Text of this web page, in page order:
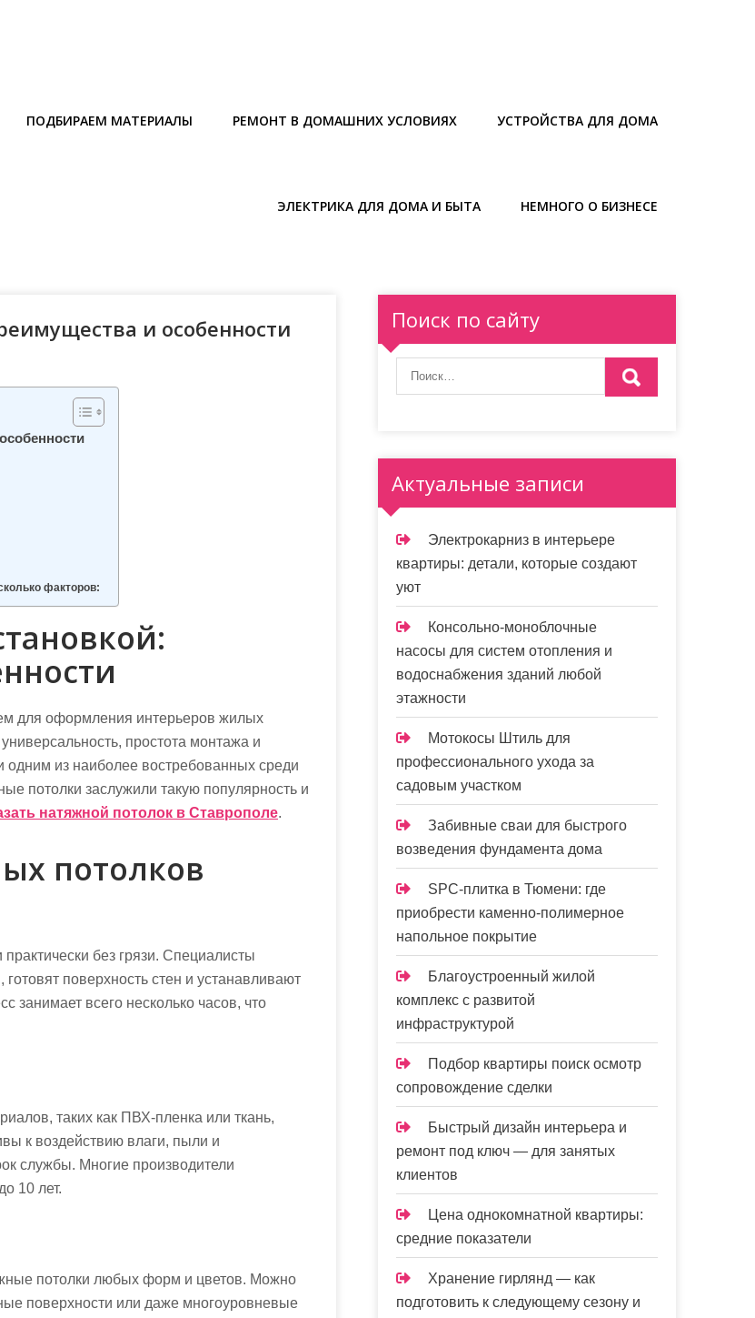
ПОДБИРАЕМ МАТЕРИАЛЫ РЕМОНТ В ДОМАШНИХ УСЛОВИЯХ УСТРОЙСТВА ДЛЯ ДОМА
ЭЛЕКТРИКА ДЛЯ ДОМА И БЫТА НЕМНОГО О БИЗНЕСЕ
и особенности
факторов:
для оформления интерьеров жилых
простота монтажа и
одним из наиболее востребованных среди
потолки заслужили такую популярность и
натяжной потолок в Ставрополе.
потолков
без грязи. Специалисты
поверхность стен и устанавливают
занимает всего несколько часов, что
таких как ПВХ-пленка или ткань,
к воздействию влаги, пыли и
службы. Многие производители
10 лет.
потолки любых форм и цветов. Можно
поверхности или даже многоуровневые
Поиск по сайту
Актуальные записи
Электрокарниз в интерьере
квартиры: детали, которые создают
уют
Консольно-моноблочные
насосы для систем отопления и
водоснабжения зданий любой
этажности
Мотокосы Штиль для
профессионального ухода за
садовым участком
Забивные сваи для быстрого
возведения фундамента дома
SPC-плитка в Тюмени: где
приобрести каменно-полимерное
напольное покрытие
Благоустроенный жилой
комплекс с развитой
инфраструктурой
Подбор квартиры поиск осмотр
сопровождение сделки
Быстрый дизайн интерьера и
ремонт под ключ — для занятых
клиентов
Цена однокомнатной квартиры:
средние показатели
Хранение гирлянд — как
подготовить к следующему сезону и